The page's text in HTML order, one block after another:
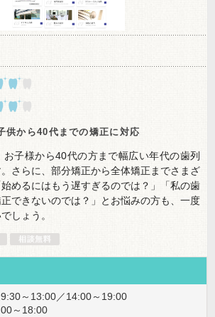
供から40代までの矯正に対応
子様から40代の方まで幅広い年代の歯列
さらに、部分矯正から全体矯正までさまざ
めるにはもう遅すぎるのでは？」「私の歯
できないのでは？」とお悩みの方も、一度
しょう。
～13:00／14:00～19:00
～18:00